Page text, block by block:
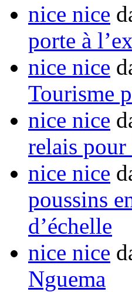
nice nice
porte à
nice nice
Tourisme
nice nice
relais pour
nice nice
poussins
d’échelle
nice nice
Nguema